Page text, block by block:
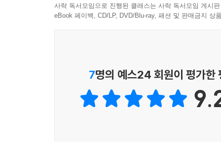
사락 독서모임으로 진행된 클래스는 사락 독서모임 게시
eBook 페이백, CD/LP, DVD/Blu-ray, 패션 및 판매금지 상
7명의 예스24 회원이 평가한